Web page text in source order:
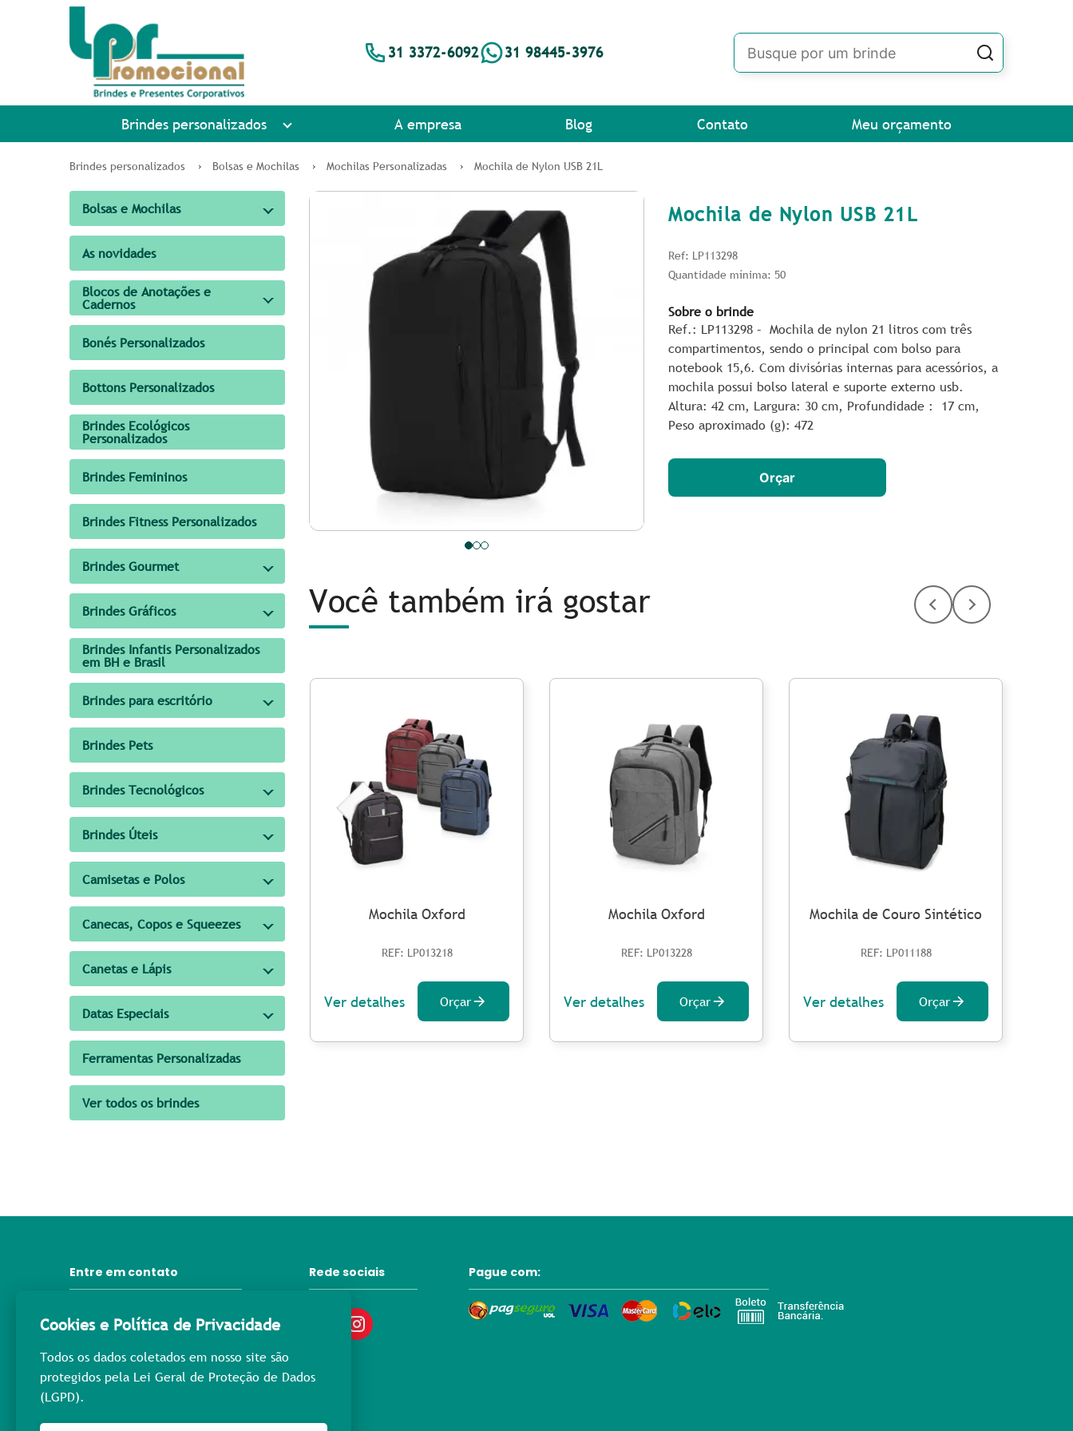
31 3372-6092 31 98445-3976
Brindes personalizados A empresa Blog Contato Meu orçamento
Brindes personalizados Bolsas e Mochilas Mochilas Personalizadas Mochila de Nylon USB 21L
Bolsas e Mochilas
As novidades
Blocos de Anotações e
Cadernos
Bonés Personalizados
Bottons Personalizados
Brindes Ecológicos
Personalizados
Brindes Femininos
Brindes Fitness Personalizados
Brindes Gourmet
Brindes Gráficos
Brindes Infantis Personalizados
em BH e Brasil
Brindes para escritório
Brindes Pets
Brindes Tecnológicos
Brindes Úteis
Camisetas e Polos
Canecas, Copos e Squeezes
Canetas e Lápis
Datas Especiais
Ferramentas Personalizadas
Ver todos os brindes
Mochila de Nylon USB 21L
Ref: LP113298
Quantidade mínima: 50
Sobre o brinde
Ref.: LP113298 – Mochila de nylon 21 litros com três
compartimentos, sendo o principal com bolso para
notebook 15,6. Com divisórias internas para acessórios, a
mochila possui bolso lateral e suporte externo usb.
Altura: 42 cm, Largura: 30 cm, Profundidade : 17 cm,
Peso aproximado (g): 472
Orçar
Você também irá gostar
Mochila Oxford
REF: LP013218
Ver detalhes Orçar
Mochila Oxford
REF: LP013228
Ver detalhes Orçar
Mochila de Couro Sintético
REF: LP011188
Ver detalhes Orçar
Entre em contato
31 3372-6092
31 98445-3976
Rede sociais Pague com:
Cookies e Política de Privacidade
Todos os dados coletados em nosso site são
protegidos pela Lei Geral de Proteção de Dados
(LGPD).